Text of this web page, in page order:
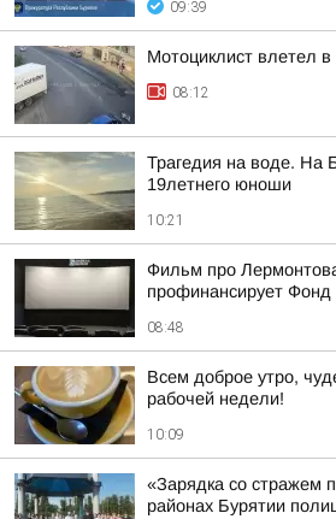
09:39
Мотоциклист влетел
08:12
Трагедия на воде. На
19летнего юноши
10:21
Фильм про
профинансирует Фонд
08:48
Всем доброе утро,
рабочей недели!
10:09
«Зарядка со стражем
районах Бурятии